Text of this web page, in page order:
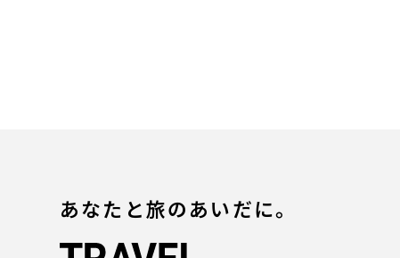
あなたと旅のあいだに。